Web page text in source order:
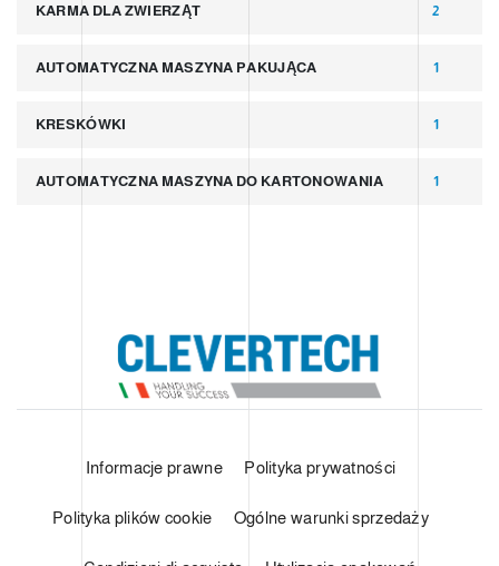
KARMA DLA ZWIERZĄT 2
AUTOMATYCZNA MASZYNA PAKUJĄCA 1
KRESKÓWKI 1
AUTOMATYCZNA MASZYNA DO KARTONOWANIA 1
Informacje prawne Polityka prywatności
Polityka plików cookie Ogólne warunki sprzedaży